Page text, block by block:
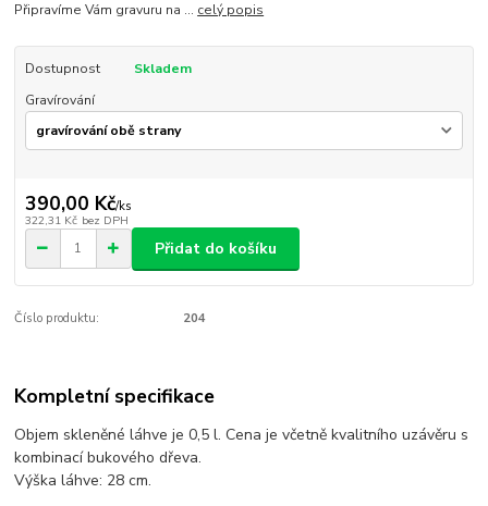
Připravíme Vám gravuru na ... celý popis
Dostupnost
Skladem
Gravírování
390,00 Kč/ks
322,31 Kč bez DPH
Přidat do košíku
Číslo produktu: 204
Kompletní specifikace
Objem skleněné láhve je 0,5 l. Cena je včetně kvalitního uzávěru s
kombinací bukového dřeva.
Výška láhve: 28 cm.